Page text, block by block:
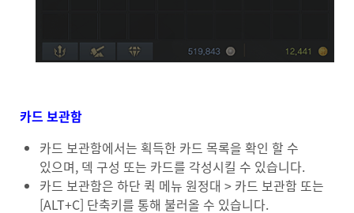
카드 보관함
카드 보관함에서는 획득한 카드 목록을 확인 할 수
있으며, 덱 구성 또는 카드를 각성시킬 수 있습니다.
카드 보관함은 하단 퀵 메뉴 원정대 > 카드 보관함 또는
[ALT+C] 단축키를 통해 불러올 수 있습니다.